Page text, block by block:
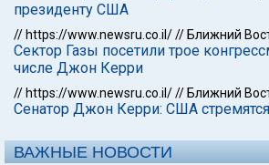
президенту США
// https://www.newsru.co.il/// Ближний
Сектор Газы посетили трое
числе Джон Керри
// https://www.newsru.co.il/// Ближний
Сенатор Джон Керри: США
ВАЖНЫЕ НОВОСТИ